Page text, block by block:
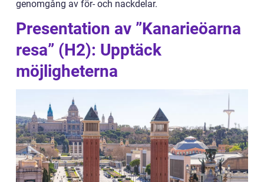
genomgång av för- och nackdelar.
Presentation av ”Kanarieöarna
resa” (H2): Upptäck
möjligheterna